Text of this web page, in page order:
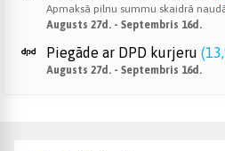
Apmaksā pilnu summu skaidrā
Augusts 27d. - Septembris 16d.
Piegāde ar DPD kurjeru (
Augusts 27d. - Septembris 16d.